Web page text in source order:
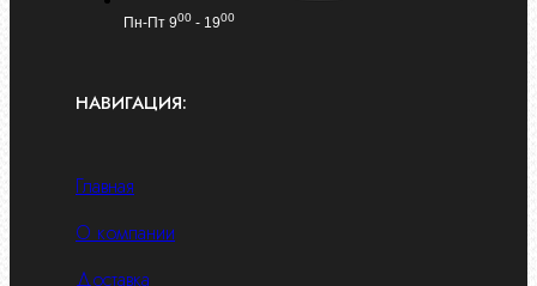
Пн-Пт 900 - 1900
НАВИГАЦИЯ:
Главная
О компании
Доставка